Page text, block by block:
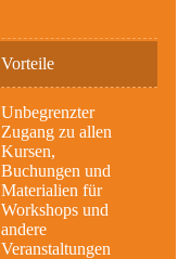
Vorteile
Unbegrenzter
Zugang zu allen
Kursen,
Buchungen und
Materialien für
Workshops und
andere
Veranstaltungen